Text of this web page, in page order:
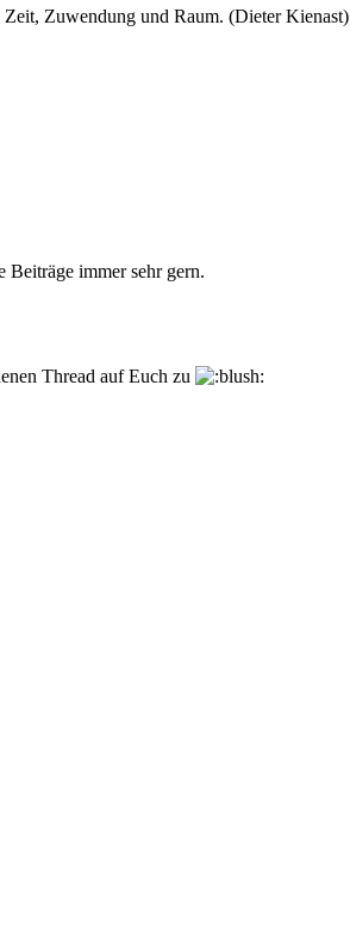
Zeit, Zuwendung und Raum. (Dieter Kienast)
Beiträge immer sehr gern.
Thread auf Euch zu